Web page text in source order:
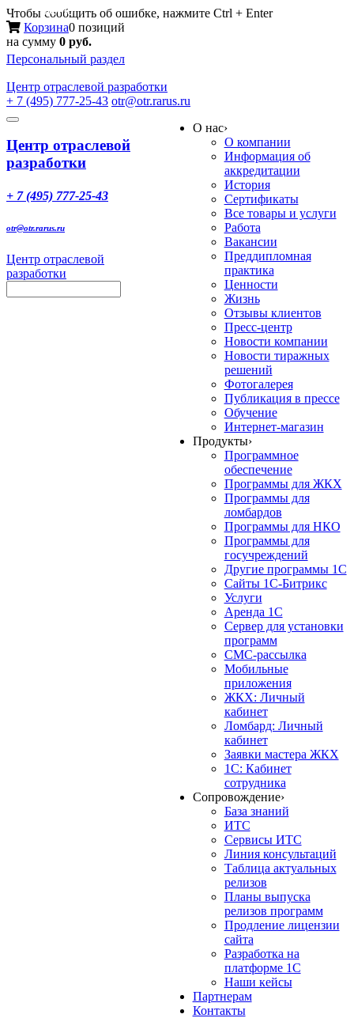
Чтобы сообщить об ошибке, нажмите Ctrl + Enter
Корзина0 позиций
на сумму 0 руб.
Персональный раздел
Центр отраслевой разработки
+ 7 (495) 777-25-43 otr@otr.rarus.ru
Toggle
Меню
Центр отраслевой
разработки
+ 7 (495) 777-25-43
otr@otr.rarus.ru
Центр отраслевой
разработки
О нас›
О компании
Информация об
аккредитации
История
Сертификаты
Все товары и услуги
Работа
Вакансии
Преддипломная
практика
Ценности
Жизнь
Отзывы клиентов
Пресс-центр
Новости компании
Новости тиражных
решений
Фотогалерея
Публикация в прессе
Обучение
Интернет-магазин
Продукты›
Программное
обеспечение
Программы для ЖКХ
Программы для
ломбардов
Программы для НКО
Программы для
госучреждений
Другие программы 1С
Сайты 1С-Битрикс
Услуги
Аренда 1С
Сервер для установки
программ
СМС-рассылка
Мобильные
приложения
ЖКХ: Личный
кабинет
Ломбард: Личный
кабинет
Заявки мастера ЖКХ
1С: Кабинет
сотрудника
Сопровождение›
База знаний
ИТС
Сервисы ИТС
Линия консультаций
Таблица актуальных
релизов
Планы выпуска
релизов программ
Продление лицензии
сайта
Разработка на
платформе 1С
Наши кейсы
Партнерам
Контакты